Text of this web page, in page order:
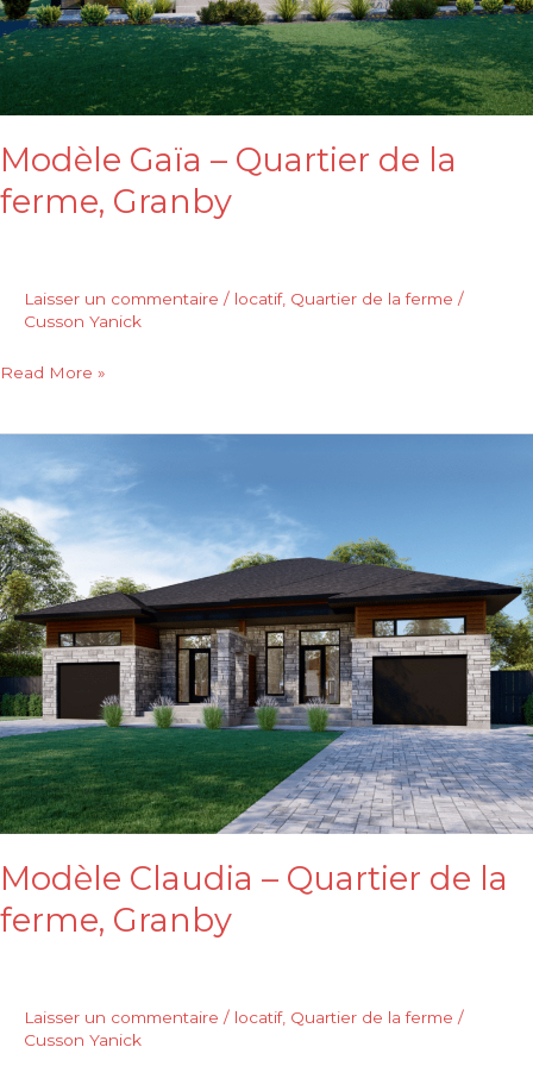
Modèle Gaïa – Quartier de la
ferme, Granby
Laisser un commentaire / locatif, Quartier de la ferme /
Cusson Yanick
Read More »
Modèle Claudia – Quartier de la
ferme, Granby
Laisser un commentaire / locatif, Quartier de la ferme /
Cusson Yanick
Modèle
Claudia
–
Quartier
de
la
ferme,
Granby